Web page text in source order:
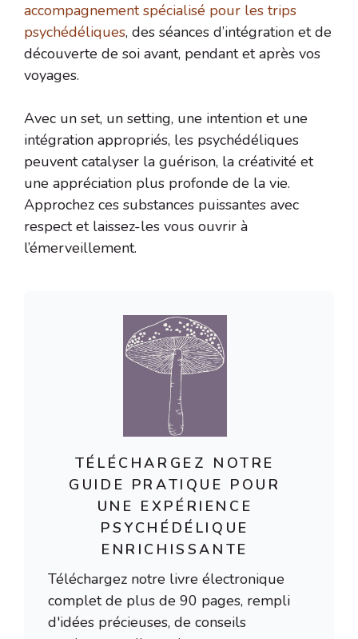
accompagnement spécialisé pour les trips
psychédéliques, des séances d’intégration et de
découverte de soi avant, pendant et après vos
voyages.
Avec un set, un setting, une intention et une
intégration appropriés, les psychédéliques
peuvent catalyser la guérison, la créativité et
une appréciation plus profonde de la vie.
Approchez ces substances puissantes avec
respect et laissez-les vous ouvrir à
l’émerveillement.
TÉLÉCHARGEZ NOTRE
GUIDE PRATIQUE POUR
UNE EXPÉRIENCE
PSYCHÉDÉLIQUE
ENRICHISSANTE
Téléchargez notre livre électronique
complet de plus de 90 pages, rempli
d'idées précieuses, de conseils